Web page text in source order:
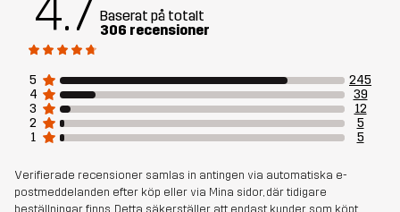
Foder
95% Polyester (Återvunnen), 5%
Polyester
Vikt 350g i storlek M
Skapad för ALL-ROUND VANDRING
Artikelnummer 14187_2301
4.7 Baserat på totalt
306 recensioner
5
245
4
39
3
12
2
5
1
5
Verifierade recensioner samlas in antingen via automatiska e-
postmeddelanden efter köp eller via Mina sidor, där tidigare
beställningar finns. Detta säkerställer att endast kunder som köpt